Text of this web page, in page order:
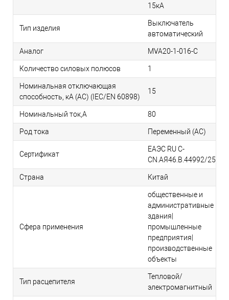
15кА
Тип изделия
Выключатель
автоматический
Аналог MVA20-1-016-C
Количество силовых полюсов 1
Номинальная отключающая
способность, кA (AC) (IEC/EN 60898)
15
Номинальный ток,А 80
Род тока Переменный (АС)
Сертификат
ЕАЭС RU С-
CN.АЯ46.В.44992/25
Страна Китай
Сфера применения
общественные и
административные
здания|
промышленные
предприятия|
производственные
объекты
Тип расцепителя
Тепловой/
электромагнитный